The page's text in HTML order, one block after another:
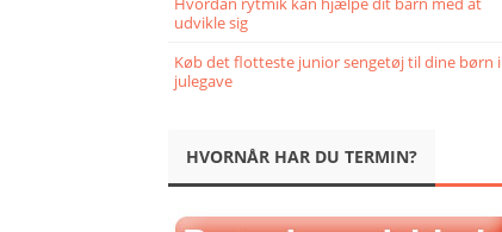
udvikle sig
Køb det flotteste junior sengetøj til dine børn i
julegave
HVORNÅR HAR DU TERMIN?